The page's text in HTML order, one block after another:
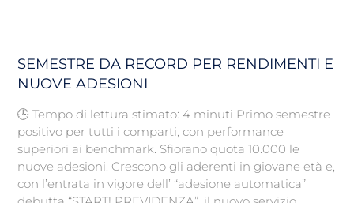
SEMESTRE DA RECORD PER RENDIMENTI E
NUOVE ADESIONI
🕒 Tempo di lettura stimato: 4 minuti Primo semestre
positivo per tutti i comparti, con performance
superiori ai benchmark. Sfiorano quota 10.000 le
nuove adesioni. Crescono gli aderenti in giovane età e,
con l’entrata in vigore dell’ “adesione automatica”